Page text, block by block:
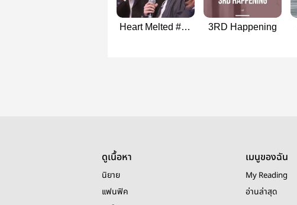
Heart Melted #ริว
3RD Happening
ดูเนื้อหา
นิยาย
แฟนฟิค
เมนูของฉัน
My Reading
อ่านล่าสุด